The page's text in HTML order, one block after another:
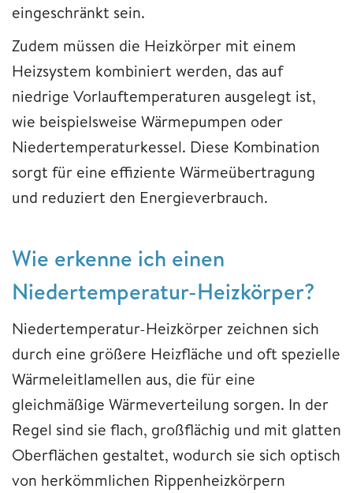
eingeschränkt sein.
Zudem müssen die Heizkörper mit einem
Heizsystem kombiniert werden, das auf
niedrige Vorlauftemperaturen ausgelegt ist,
wie beispielsweise Wärmepumpen oder
Niedertemperaturkessel. Diese Kombination
sorgt für eine effiziente Wärmeübertragung
und reduziert den Energieverbrauch.
Wie erkenne ich einen
Niedertemperatur-Heizkörper?
Niedertemperatur-Heizkörper zeichnen sich
durch eine größere Heizfläche und oft spezielle
Wärmeleitlamellen aus, die für eine
gleichmäßige Wärmeverteilung sorgen. In der
Regel sind sie flach, großflächig und mit glatten
Oberflächen gestaltet, wodurch sie sich optisch
von herkömmlichen Rippenheizkörpern